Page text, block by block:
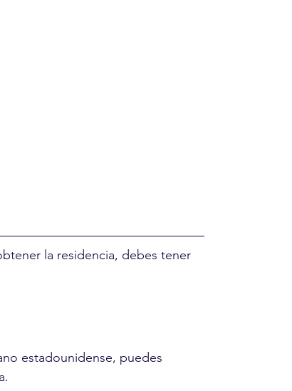
la residencia, debes tener
estadounidense, puedes